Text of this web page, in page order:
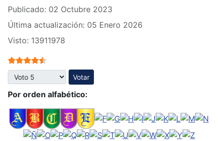
Publicado: 02 Octubre 2023
Última actualización: 05 Enero 2026
Visto: 13911978
Ratio:4.5/
Por favor, vote
Por orden alfabético: